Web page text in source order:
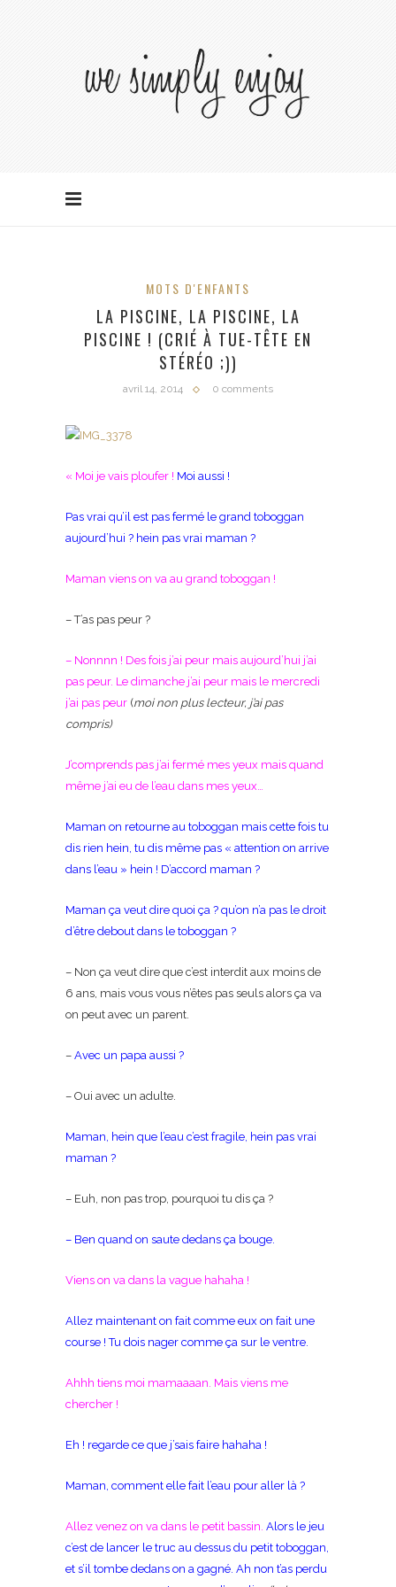
MOTS D'ENFANTS
LA PISCINE, LA PISCINE, LA
PISCINE ! (CRIÉ À TUE-TÊTE EN
STÉRÉO ;))
avril 14, 2014 0 comments
« Moi je vais ploufer ! Moi aussi !
Pas vrai qu’il est pas fermé le grand toboggan
aujourd’hui ? hein pas vrai maman ?
Maman viens on va au grand toboggan !
– T’as pas peur ?
– Nonnnn ! Des fois j’ai peur mais aujourd’hui j’ai
pas peur. Le dimanche j’ai peur mais le mercredi
j’ai pas peur (moi non plus lecteur, j’ai pas
compris)
J’comprends pas j’ai fermé mes yeux mais quand
même j’ai eu de l’eau dans mes yeux…
Maman on retourne au toboggan mais cette fois tu
dis rien hein, tu dis même pas « attention on arrive
dans l’eau » hein ! D’accord maman ?
Maman ça veut dire quoi ça ? qu’on n’a pas le droit
d’être debout dans le toboggan ?
– Non ça veut dire que c’est interdit aux moins de
6 ans, mais vous vous n’êtes pas seuls alors ça va
on peut avec un parent.
– Avec un papa aussi ?
– Oui avec un adulte.
Maman, hein que l’eau c’est fragile, hein pas vrai
maman ?
– Euh, non pas trop, pourquoi tu dis ça ?
– Ben quand on saute dedans ça bouge.
Viens on va dans la vague hahaha !
Allez maintenant on fait comme eux on fait une
course ! Tu dois nager comme ça sur le ventre.
Ahhh tiens moi mamaaaan. Mais viens me
chercher !
Eh ! regarde ce que j’sais faire hahaha !
Maman, comment elle fait l’eau pour aller là ?
Allez venez on va dans le petit bassin. Alors le jeu
c’est de lancer le truc au dessus du petit toboggan,
et s’il tombe dedans on a gagné. Ah non t’as perdu